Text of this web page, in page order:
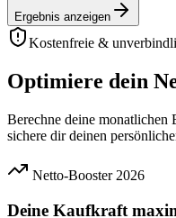
Ergebnis anzeigen
Kostenfreie &
Optimiere dein
Berechne deine monatlichen
sichere dir deinen
Netto-Booster 2026
Deine Kaufkraft